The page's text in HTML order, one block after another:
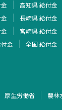
高知県 給付金
長崎県 給付金
宮崎県 給付金
金
全国 給付金
厚生労働省 農林